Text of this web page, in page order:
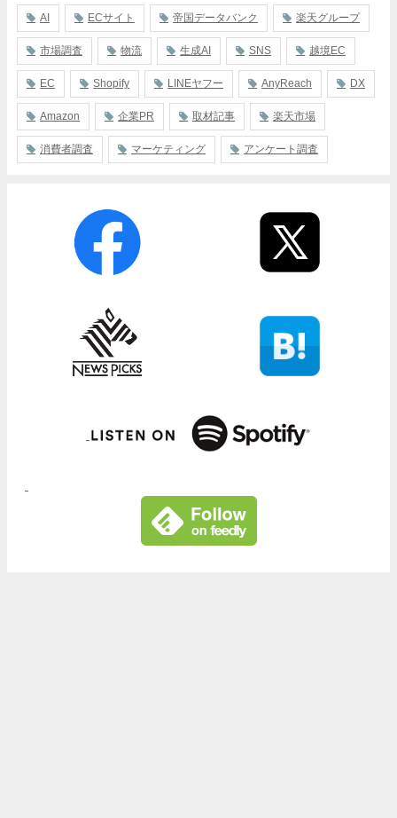
AI ECサイト 帝国データバンク 楽天グループ
市場調査 物流 生成AI SNS 越境EC
EC Shopify LINEヤフー AnyReach DX
Amazon 企業PR 取材記事 楽天市場
消費者調査 マーケティング アンケート調査